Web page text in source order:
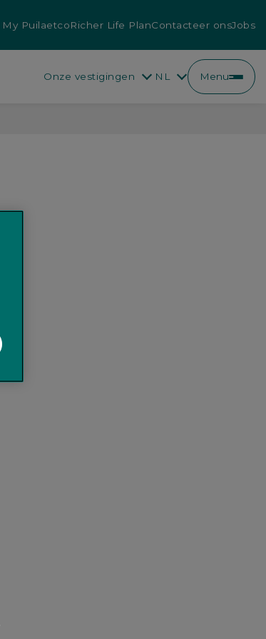
My PuilaetcoRicher Life PlanContacteer onsJobs
Onze vestigingen NL Menu